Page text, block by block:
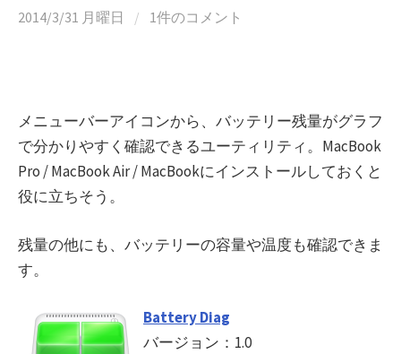
2014/3/31 月曜日 / 1件のコメント
メニューバーアイコンから、バッテリー残量がグラフ
で分かりやすく確認できるユーティリティ。MacBook
Pro / MacBook Air / MacBookにインストールしておくと
役に立ちそう。
残量の他にも、バッテリーの容量や温度も確認できま
す。
Battery Diag
バージョン：1.0